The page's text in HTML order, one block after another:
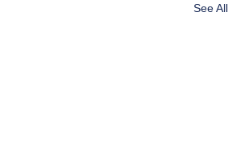
See All